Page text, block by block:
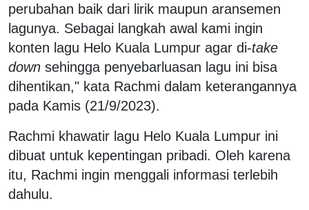
perubahan baik dari lirik maupun aransemen
lagunya. Sebagai langkah awal kami ingin
konten lagu Helo Kuala Lumpur agar di-take
down sehingga penyebarluasan lagu ini bisa
dihentikan," kata Rachmi dalam keterangannya
pada Kamis (21/9/2023).
Rachmi khawatir lagu Helo Kuala Lumpur ini
dibuat untuk kepentingan pribadi. Oleh karena
itu, Rachmi ingin menggali informasi terlebih
dahulu.